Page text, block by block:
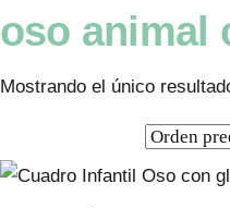
oso animal
Mostrando el único